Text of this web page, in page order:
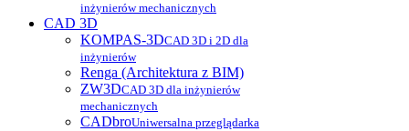
inżynierów mechanicznych
CAD 3D
KOMPAS-3DCAD 3D i 2D dla
inżynierów
Renga (Architektura z BIM)
ZW3DCAD 3D dla inżynierów
mechanicznych
CADbroUniwersalna przeglądarka